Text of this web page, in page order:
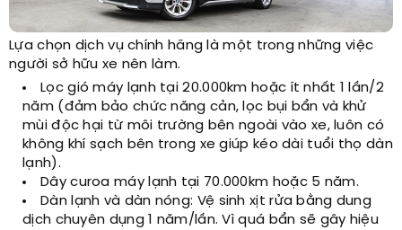
Lựa chọn dịch vụ chính hãng là một trong những việc
người sở hữu xe nên làm.
Lọc gió máy lạnh tại 20.000km hoặc ít nhất 1 lần/2
năm (đảm bảo chức năng cản, lọc bụi bẩn và khử
mùi độc hại từ môi trường bên ngoài vào xe, luôn có
không khí sạch bên trong xe giúp kéo dài tuổi thọ dàn
lạnh).
Dây curoa máy lạnh tại 70.000km hoặc 5 năm.
Dàn lạnh và dàn nóng: Vệ sinh xịt rửa bằng dung
dịch chuyên dụng 1 năm/lần. Vì quá bẩn sẽ gây hiệu